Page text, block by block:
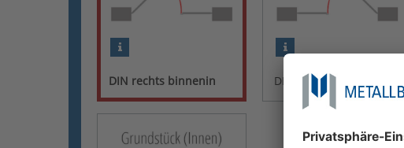
DIN rechts binnenin DIN links binnenin